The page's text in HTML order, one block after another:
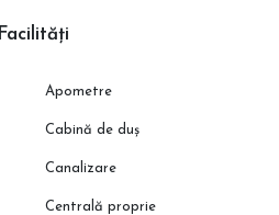
Facilități
Apometre
Cabină de duș
Canalizare
Centrală proprie